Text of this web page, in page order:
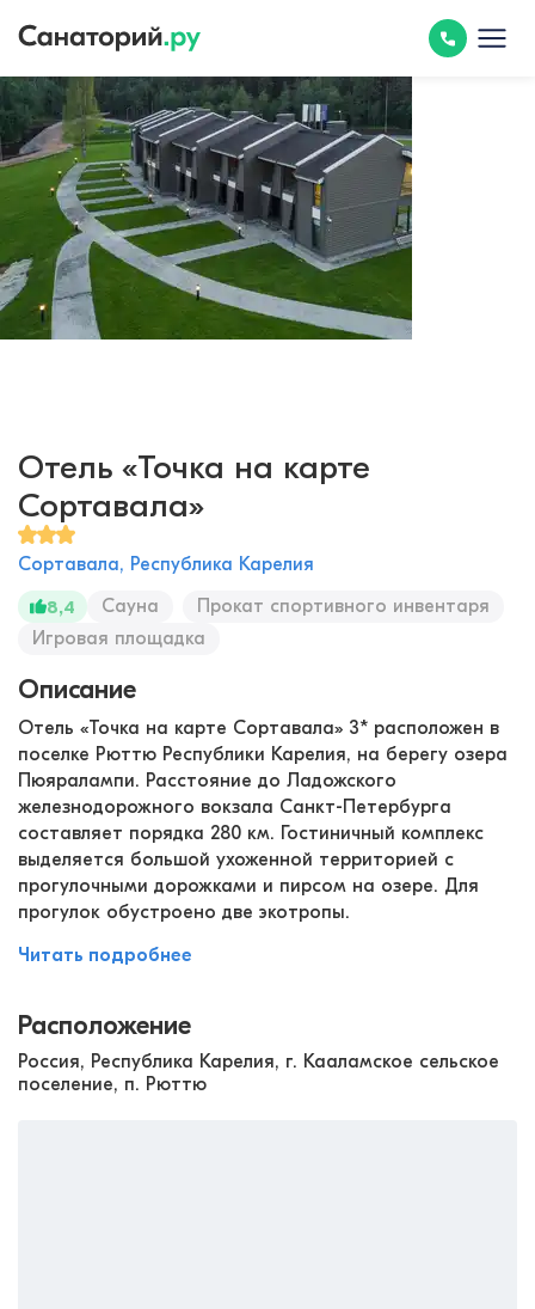
Отель «Точка на карте
Сортавала»
Сортавала, Республика Карелия
8,4
Сауна
Прокат спортивного инвентаря
Игровая площадка
Описание
Отель «Точка на карте Сортавала» 3* расположен в
поселке Рюттю Республики Карелия, на берегу озера
Пюяралампи. Расстояние до Ладожского
железнодорожного вокзала Санкт-Петербурга
составляет порядка 280 км. Гостиничный комплекс
выделяется большой ухоженной территорией с
прогулочными дорожками и пирсом на озере. Для
прогулок обустроено две экотропы.
Читать подробнее
Расположение
Россия, Республика Карелия, г. Кааламское сельское
поселение, п. Рюттю